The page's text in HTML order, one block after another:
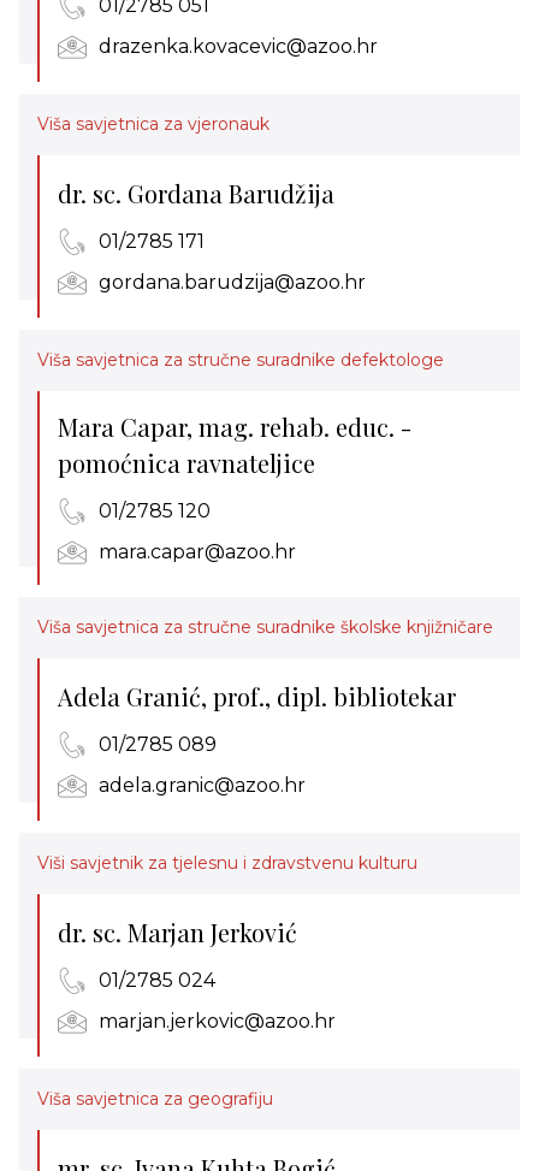
01/2785 051
drazenka.kovacevic@azoo.hr
Viša savjetnica za vjeronauk
dr. sc. Gordana Barudžija
01/2785 171
gordana.barudzija@azoo.hr
Viša savjetnica za stručne suradnike defektologe
Mara Capar, mag. rehab. educ. -
pomoćnica ravnateljice
01/2785 120
mara.capar@azoo.hr
Viša savjetnica za stručne suradnike školske knjižničare
Adela Granić, prof., dipl. bibliotekar
01/2785 089
adela.granic@azoo.hr
Viši savjetnik za tjelesnu i zdravstvenu kulturu
dr. sc. Marjan Jerković
01/2785 024
marjan.jerkovic@azoo.hr
Viša savjetnica za geografiju